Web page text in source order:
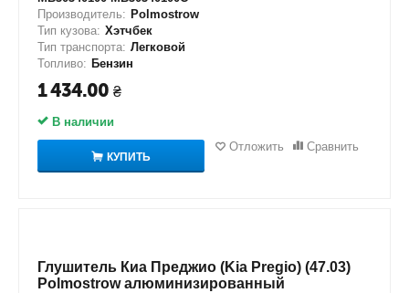
Производитель: Polmostrow
Тип кузова: Хэтчбек
Тип транспорта: Легковой
Топливо: Бензин
1 434.00 ₴
В наличии
КУПИТЬ
Отложить Сравнить
Глушитель Киа Преджио (Kia Pregio) (47.03)
Polmostrow алюминизированный